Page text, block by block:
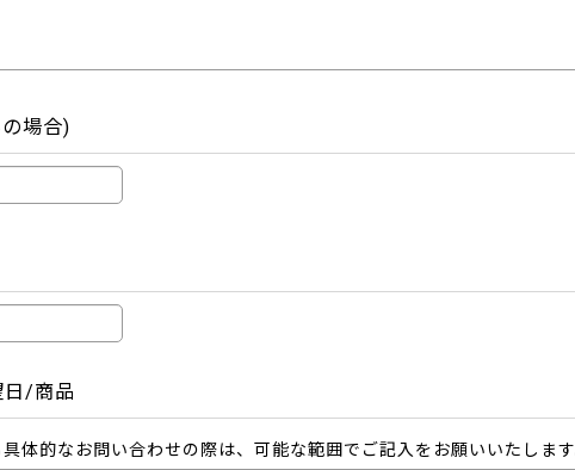
場合)
日/商品
体的なお問い合わせの際は、可能な範囲でご記入をお願いいたします